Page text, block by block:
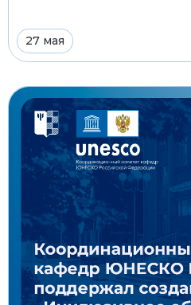
27 мая